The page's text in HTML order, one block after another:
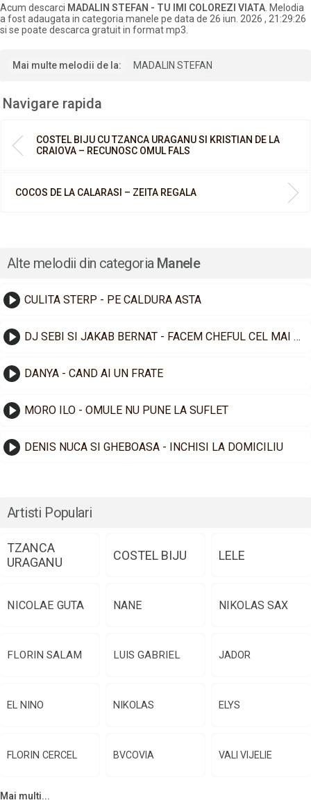
Acum descarci MADALIN STEFAN - TU IMI COLOREZI VIATA . Melodia
a fost adaugata in categoria manele pe data de 26 iun. 2026 , 21:29:26
si se poate descarca gratuit in format mp3.
Mai multe melodii de la: MADALIN STEFAN
Navigare rapida
COSTEL BIJU CU TZANCA URAGANU SI KRISTIAN DE LA
CRAIOVA – RECUNOSC OMUL FALS
COCOS DE LA CALARASI – ZEITA REGALA
Alte melodii din categoria Manele
CULITA STERP - PE CALDURA ASTA
DJ SEBI SI JAKAB BERNAT - FACEM CHEFUL CEL MAI TARE
DANYA - CAND AI UN FRATE
MORO ILO - OMULE NU PUNE LA SUFLET
DENIS NUCA SI GHEBOASA - INCHISI LA DOMICILIU
Artisti Populari
TZANCA
URAGANU
COSTEL BIJU LELE
NICOLAE GUTA NANE NIKOLAS SAX
FLORIN SALAM LUIS GABRIEL JADOR
EL NINO NIKOLAS ELYS
FLORIN CERCEL BVCOVIA VALI VIJELIE
Mai multi...